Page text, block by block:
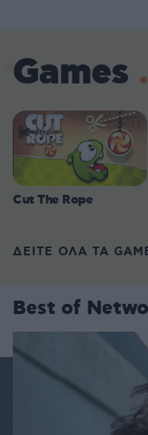
Games
Cut The Rope
ΔΕΙΤΕ ΟΛΑ ΤΑ
Best of